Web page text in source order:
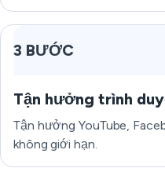
3 BƯỚC
Tận hưởng trình
Tận hưởng YouTube,
không giới hạn.